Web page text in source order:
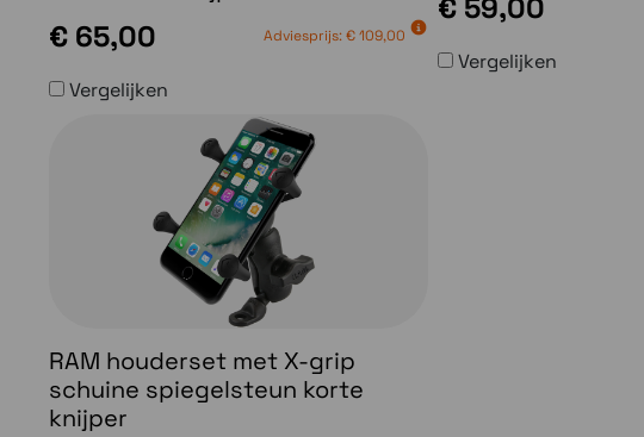
€ 65,00 Adviesprijs:€ 109,00
Vergelijken
€ 59,00
Vergelijken
RAM houderset met X-grip
schuine spiegelsteun korte
knijper